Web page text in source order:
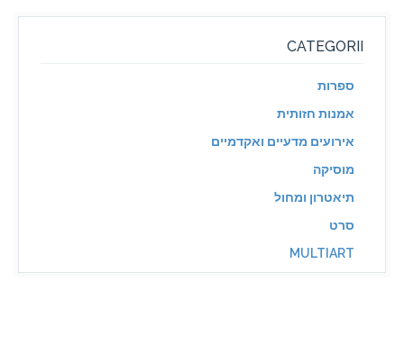
CATEGORII
ספרות
אמנות חזותית
אירועים מדעיים ואקדמיים
מוסיקה
תיאטרון ומחול
סרט
MULTIART